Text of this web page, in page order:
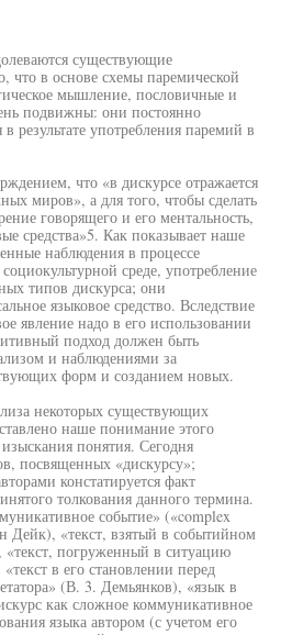
существующие
что в основе схемы паремической
мышление, пословичные и
подвижны: они постоянно
результате употребления паремий в
что «в дискурсе отражается
миров», а для того, чтобы сделать
говорящего и его ментальность,
средства»5. Как показывает наше
наблюдения в процессе
среде, употребление
типов дискурса; они
языковое средство. Вследствие
явление надо в его использовании
подход должен быть
и наблюдениями за
форм и созданием новых.
некоторых существующих
наше понимание этого
понятия. Сегодня
посвященных «дискурсу»;
констатируется факт
толкования данного термина.
событие» («complex
Дейк), «текст, взятый в событийном
погруженный в ситуацию
в его становлении перед
(В. 3. Демьянков), «язык в
как сложное коммуникативное
языка автором (с учетом его